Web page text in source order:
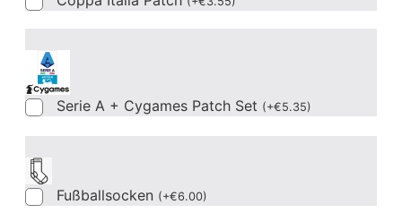
Serie A + Cygames Patch Set (+€5.35)
Fußballsocken (+€6.00)